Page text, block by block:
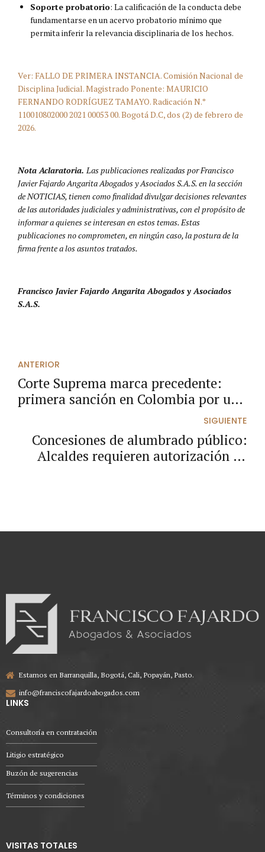
Soporte probatorio: La calificación de la conducta debe
fundamentarse en un acervo probatorio mínimo que
permita inferir la relevancia disciplinaria de los hechos.
Ver: FALLO DE PRIMERA INSTANCIA. Comisión Nacional de
Disciplina Judicial. Magistrado Ponente: MAURICIO
FERNANDO RODRÍGUEZ TAMAYO. Radicación N.°
110010802000 2021 00053 00. Bogotá D.C, dos (2) de febrero de
2026.
Nota Aclaratoria. Las publicaciones realizadas por Francisco
Javier Fajardo Angarita Abogados y Asociados S.A.S. en la sección
de NOTICIAS, tienen como finalidad divulgar decisiones relevantes
de las autoridades judiciales y administrativas, con el propósito de
informar a quienes se interesan en estos temas. Estas
publicaciones no comprometen, en ningún caso, la postura de la
firma frente a los asuntos tratados.
Francisco Javier Fajardo Angarita Abogados y Asociados
S.A.S.
ANTERIOR
Corte Suprema marca precedente:
primera sanción en Colombia por uso
indebido de Inteligencia Artificial en
un proceso judicial.
SIGUIENTE
Concesiones de alumbrado público:
Alcaldes requieren autorización de
Estamos en Barranquilla, Bogotá, Cali, Popayán, Pasto.
info@franciscofajardoabogados.com
LINKS
Consultoría en contratación
Litigio estratégico
Buzón de sugerencias
Términos y condiciones
VISITAS TOTALES